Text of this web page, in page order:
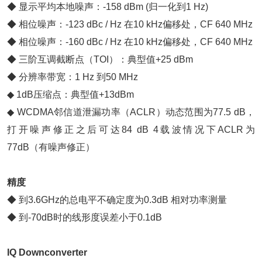
◆ 显示平均本地噪声：-158 dBm (归一化到1 Hz)
◆ 相位噪声：-123 dBc / Hz 在10 kHz偏移处，CF 640 MHz
◆ 相位噪声：-160 dBc / Hz 在10 kHz偏移处，CF 640 MHz
◆ 三阶互调截断点（TOI）：典型值+25 dBm
◆ 分辨率带宽：1 Hz 到50 MHz
◆ 1dB压缩点：典型值+13dBm
◆ WCDMA邻信道泄漏功率（ACLR）动态范围为77.5 dB，
打开噪声修正之后可达84 dB 4载波情况下ACLR为
77dB（有噪声修正）
精度
◆ 到3.6GHz的总电平不确定度为0.3dB 相对功率测量
◆ 到-70dB时的线形度误差小于0.1dB
IQ Downconverter